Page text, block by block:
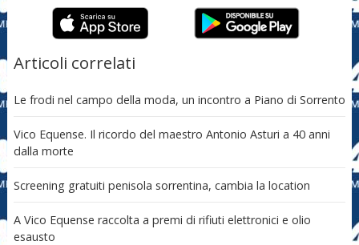
Articoli correlati
Le frodi nel campo della moda, un incontro a Piano di Sorrento
Vico Equense. Il ricordo del maestro Antonio Asturi a 40 anni
dalla morte
Screening gratuiti penisola sorrentina, cambia la location
A Vico Equense raccolta a premi di rifiuti elettronici e olio
esausto